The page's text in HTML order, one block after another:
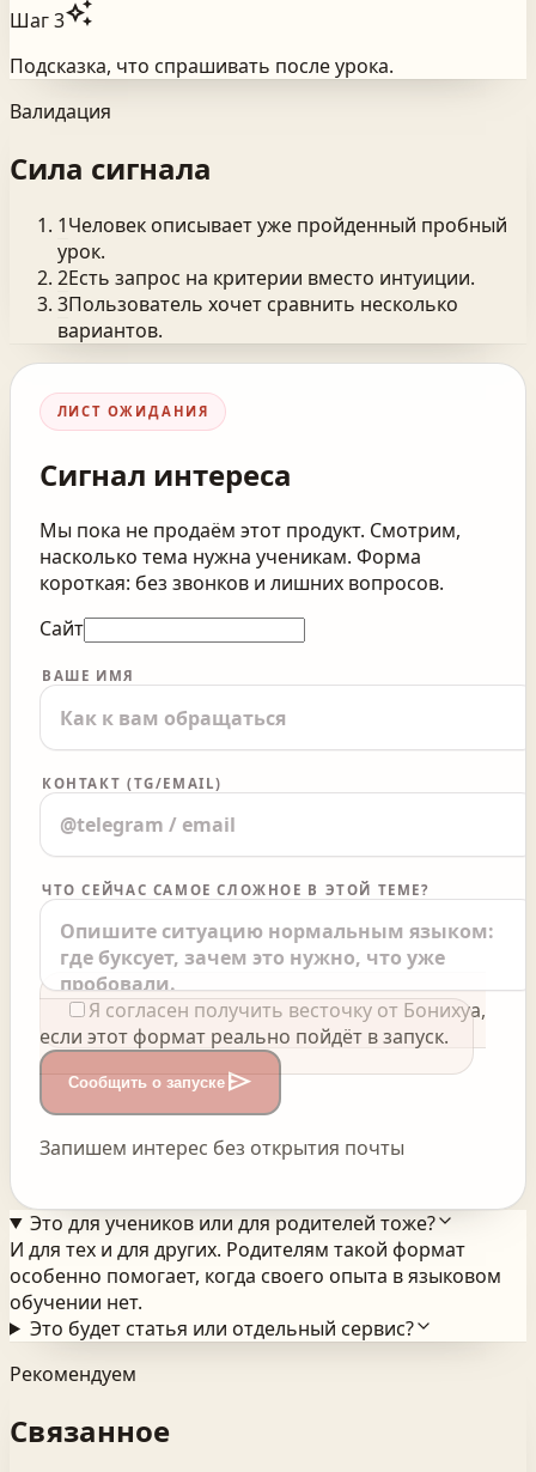
Шаг3auto_awesome
Подсказка, что спрашивать после урока.
Валидация
Сила сигнала
1Человек описывает уже пройденный пробный
урок.
2Есть запрос на критерии вместо интуиции.
3Пользователь хочет сравнить несколько
вариантов.
ЛИСТ ОЖИДАНИЯ
Сигнал интереса
Мы пока не продаём этот продукт. Смотрим,
насколько тема нужна ученикам. Форма
короткая: без звонков и лишних вопросов.
Сайт
ВАШЕ ИМЯ
КОНТАКТ (TG/EMAIL)
ЧТО СЕЙЧАС САМОЕ СЛОЖНОЕ В ЭТОЙ ТЕМЕ?
Я согласен получить весточку от Бонихуа,
если этот формат реально пойдёт в запуск.
Сообщить о запускеsend
Запишем интерес без открытия почты
Это для учеников или для родителей тоже?
И для тех и для других. Родителям такой формат
особенно помогает, когда своего опыта в языковом
обучении нет.
Это будет статья или отдельный сервис?
Рекомендуем
Связанное